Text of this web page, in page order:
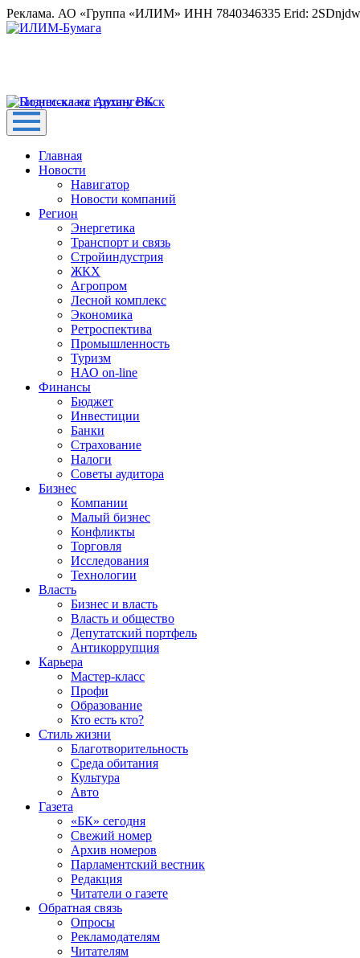
Реклама. АО «Группа «ИЛИМ» ИНН 7840346335 Erid:
Главная
Новости
Навигатор
Новости компаний
Регион
Энергетика
Транспорт и связь
Стройиндустрия
ЖКХ
Агропром
Лесной комплекс
Экономика
Ретроспектива
Промышленность
Туризм
НАО on-line
Финансы
Бюджет
Инвестиции
Банки
Страхование
Налоги
Советы аудитора
Бизнес
Компании
Малый бизнес
Конфликты
Торговля
Исследования
Технологии
Власть
Бизнес и власть
Власть и общество
Депутатский портфель
Антикоррупция
Карьера
Мастер-класс
Профи
Образование
Кто есть кто?
Стиль жизни
Благотворительность
Среда обитания
Культура
Авто
Газета
«БК» сегодня
Свежий номер
Архив номеров
Парламентский вестник
Редакция
Читатели о газете
Обратная связь
Опросы
Рекламодателям
Читателям